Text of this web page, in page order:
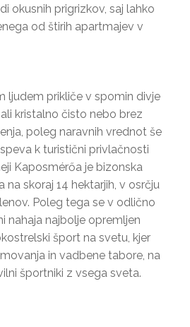
okusnih prigrizkov, saj lahko
od štirih apartmajev v
ljudem prikliče v spomin divje
kristalno čisto nebo brez
poleg naravnih vrednot še
k turistični privlačnosti
Kaposmérőa je bizonska
na skoraj 14 hektarjih, v osrčju
Poleg tega se v odlično
nahaja najbolje opremljen
šport na svetu, kjer
in vadbene tabore, na
športniki z vsega sveta.